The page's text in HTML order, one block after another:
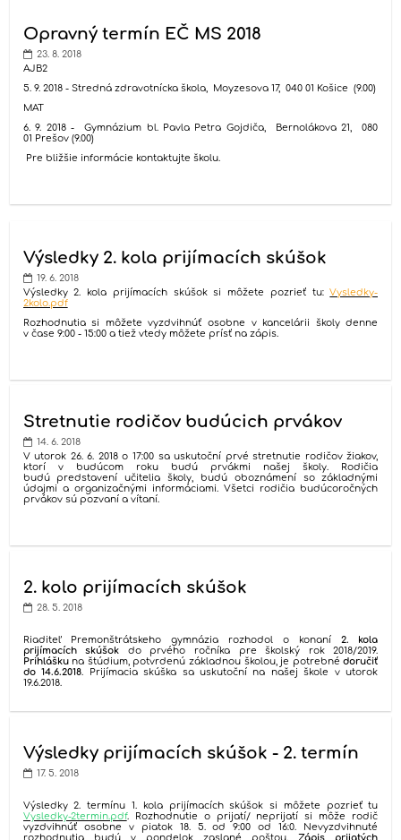
Opravný termín EČ MS 2018
23. 8. 2018
AJB2
5. 9. 2018 - Stredná zdravotnícka škola, Moyzesova 17, 040 01 Košice (9.00)
MAT
6. 9. 2018 - Gymnázium bl. Pavla Petra Gojdiča, Bernolákova 21, 080
01 Prešov (9.00)
Pre bližšie informácie kontaktujte školu.
Výsledky 2. kola prijímacích skúšok
19. 6. 2018
Výsledky 2. kola prijímacích skúšok si môžete pozrieť tu:Vysledky-
2kolo.pdf
Rozhodnutia si môžete vyzdvihnúť osobne v kancelárii školy denne
v čase 9:00 - 15:00 a tiež vtedy môžete prísť na zápis.
Stretnutie rodičov budúcich prvákov
14. 6. 2018
V utorok 26. 6. 2018 o 17:00 sa uskutoční prvé stretnutie rodičov žiakov,
ktorí v budúcom roku budú prvákmi našej školy. Rodičia
budú predstavení učitelia školy, budú oboznámení so základnými
údajmi a organizačnými informáciami. Všetci rodičia budúcoročných
prvákov sú pozvaní a vítaní.
2. kolo prijímacích skúšok
28. 5. 2018
Riaditeľ Premonštrátskeho gymnázia rozhodol o konaní 2. kola
prijímacích skúšok do prvého ročníka pre školský rok 2018/2019.
Prihláškuna štúdium, potvrdenú základnou školou, je potrebnédoručiť
do 14.6.2018. Prijímacia skúška sa uskutoční na našej škole v utorok
19.6.2018.
Výsledky prijímacích skúšok - 2. termín
17. 5. 2018
Výsledky 2. termínu 1. kola prijímacích skúšok si môžete pozrieť tu
Vysledky-2termin.pdf. Rozhodnutie o prijatí/ neprijatí si môže rodič
vyzdvihnúť osobne v piatok 18. 5. od 9:00 od 16:0. Nevyzdvihnuté
rozhodnutia budú v pondelok zaslané poštou. Zápis prijatých